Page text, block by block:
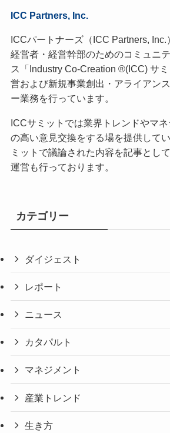
ICC Partners, Inc.
ICCパートナーズ（ICC Partners,
経営者・経営幹部のためのコミュニ
ス「Industry Co-Creation ®(ICC) サ
営および新規事業創出・アライアン
ー業務を行っています。
ICCサミットでは業界トレンドやマ
の高い意見交換をする場を提供して
ミットで議論された内容を記事とし
運営も行っております。
カテゴリー
ダイジェスト
レポート
ニュース
カタパルト
マネジメント
産業トレンド
生き方